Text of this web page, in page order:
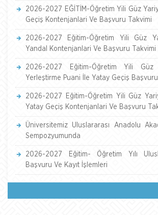
2026-2027 EĞİTİM-Öğretim Yili Güz
Geçiş Kontenjanlari Ve Başvuru Takvimi
2026-2027 Eğitim-Öğretim Yili Güz
Yandal Kontenjanlari Ve Başvuru Takvimi
2026-2027 Eğitim-Öğretim Yili Güz
Yerleştirme Puani İle Yatay Geçiş
2026-2027 Eğitim-Öğretim Yili Güz
Yatay Geçiş Kontenjanlari Ve Başvuru
Üniversitemiz Uluslararası Anadolu
Sempozyumunda
2026-2027 Eğitim- Öğretim Yılı
Başvuru Ve Kayıt İşlemleri